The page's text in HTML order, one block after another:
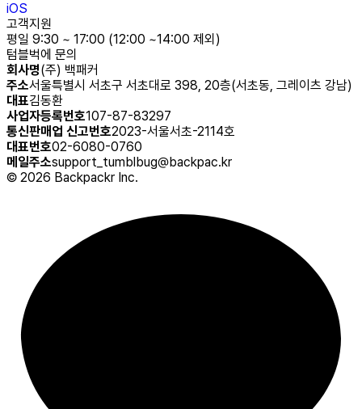
iOS
고객지원
평일 9:30 ~ 17:00 (12:00 ~14:00 제외)
텀블벅에 문의
회사명(주) 백패커
주소서울특별시 서초구 서초대로 398, 20층(서초동, 그레이츠 강남)
대표김동환
사업자등록번호107-87-83297
통신판매업 신고번호2023-서울서초-2114호
대표번호02-6080-0760
메일주소support_tumblbug@backpac.kr
© 2026 Backpackr Inc.